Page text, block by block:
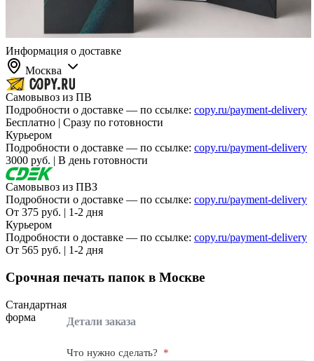
Информация о доставке
Москва
Самовывоз из ПВ
Подробности о доставке — по ссылке: copy.ru/payment-delivery
Бесплатно | Сразу по готовности
Курьером
Подробности о доставке — по ссылке: copy.ru/payment-delivery
3000 руб. | В день готовности
Самовывоз из ПВЗ
Подробности о доставке — по ссылке: copy.ru/payment-delivery
От 375 руб. | 1-2 дня
Курьером
Подробности о доставке — по ссылке: copy.ru/payment-delivery
От 565 руб. | 1-2 дня
Срочная печать папок в Москве
Стандартная
форма
Детали заказа
Что нужно сделать?
*